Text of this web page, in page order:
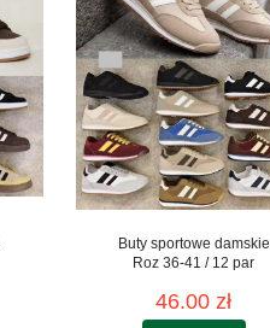
Buty sportowe damskie
Roz 36-41 / 12 par
46.00 zł